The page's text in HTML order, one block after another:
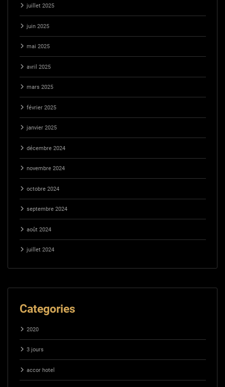
juillet 2025
juin 2025
mai 2025
avril 2025
mars 2025
février 2025
janvier 2025
décembre 2024
novembre 2024
octobre 2024
septembre 2024
août 2024
juillet 2024
Categories
2020
3 jours
accor hotel